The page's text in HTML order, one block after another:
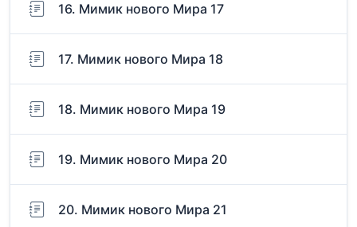
16. Мимик нового Мира 17
17. Мимик нового Мира 18
18. Мимик нового Мира 19
19. Мимик нового Мира 20
20. Мимик нового Мира 21